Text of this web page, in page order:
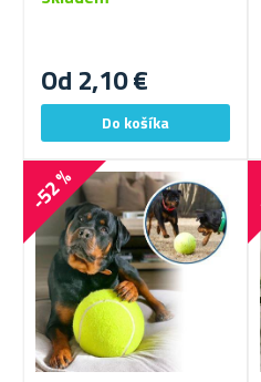
Od 2,10 €
-52 %